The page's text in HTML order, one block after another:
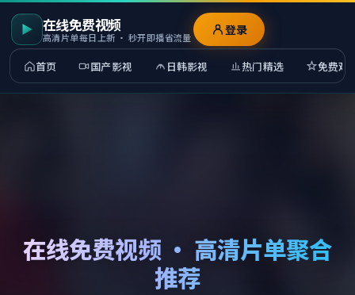
在线免费视频
高清片单每日上新 · 秒开即播省流量
首页 国产影视 日韩影视 热门精选 免费观
登录
在线免费视频 · 高清片单聚合
推荐